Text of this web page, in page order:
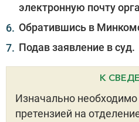
электронную почту
Обратившись в
Подав заявление в суд.
К
Изначально необходимо
претензией на